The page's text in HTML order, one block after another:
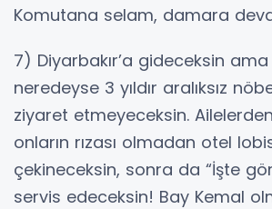
Komutana selam, damara
7) Diyarbakır’a gideceksin
neredeyse 3 yıldır aralıksız
ziyaret etmeyeceksin.
onların rızası olmadan otel
çekineceksin, sonra da “İşte
servis edeceksin! Bay Kemal